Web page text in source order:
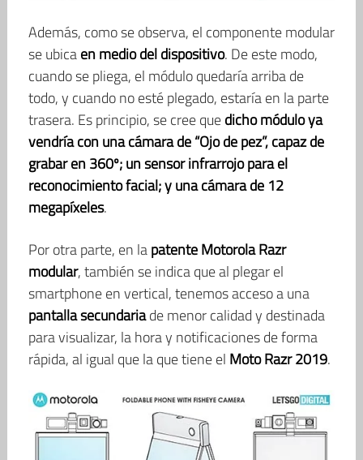
Además, como se observa, el componente modular
se ubicaen medio del dispositivo. De este modo,
cuando se pliega, el módulo quedaría arriba de
todo, y cuando no esté plegado, estaría en la parte
trasera. Es principio, se cree quedicho módulo ya
vendría con una cámara de “Ojo de pez”, capaz de
grabar en 360º; un sensor infrarrojo para el
reconocimiento facial; y una cámara de 12
megapíxeles.
Por otra parte, en lapatente Motorola Razr
modular, también se indica que al plegar el
smartphone en vertical, tenemos acceso a una
pantalla secundariade menor calidad y destinada
para visualizar, la hora y notificaciones de forma
rápida, al igual que la que tiene el Moto Razr 2019.